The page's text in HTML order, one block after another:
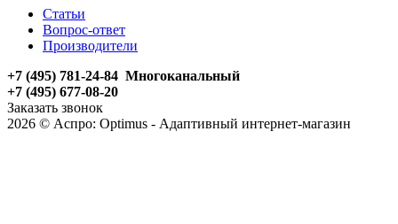
Статьи
Вопрос-ответ
Производители
+7 (495) 781-24-84 Многоканальный
+7 (495) 677-08-20
Заказать звонок
2026 © Аспро: Optimus - Адаптивный интернет-магазин